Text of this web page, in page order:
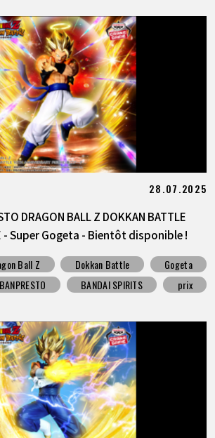
28.07.2025
DRAGON BALL Z DOKKAN BATTLE
- Super Gogeta - Bientôt disponible !
Ball Z Dokkan Battle
Gogeta
BANPRESTO
BANDAI SPIRITS prix